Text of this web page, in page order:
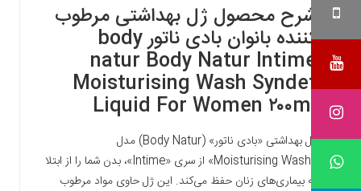
شرح محصول ژل بهداشتی مرطوب
کننده بانوان بادی ناتور body
natur Body Natur Intime
Moisturising Wash Syndet
Liquid For Women ۲۰۰ml
ژل بهداشتی «بادی ناتور» (Body Natur) مدل
«Moisturising Wash» از سری «Intime»، بدن شما را از ابتلا
به بیماری‌های زنان حفظ می‌کند. این ژل حاوی مواد مرطوب